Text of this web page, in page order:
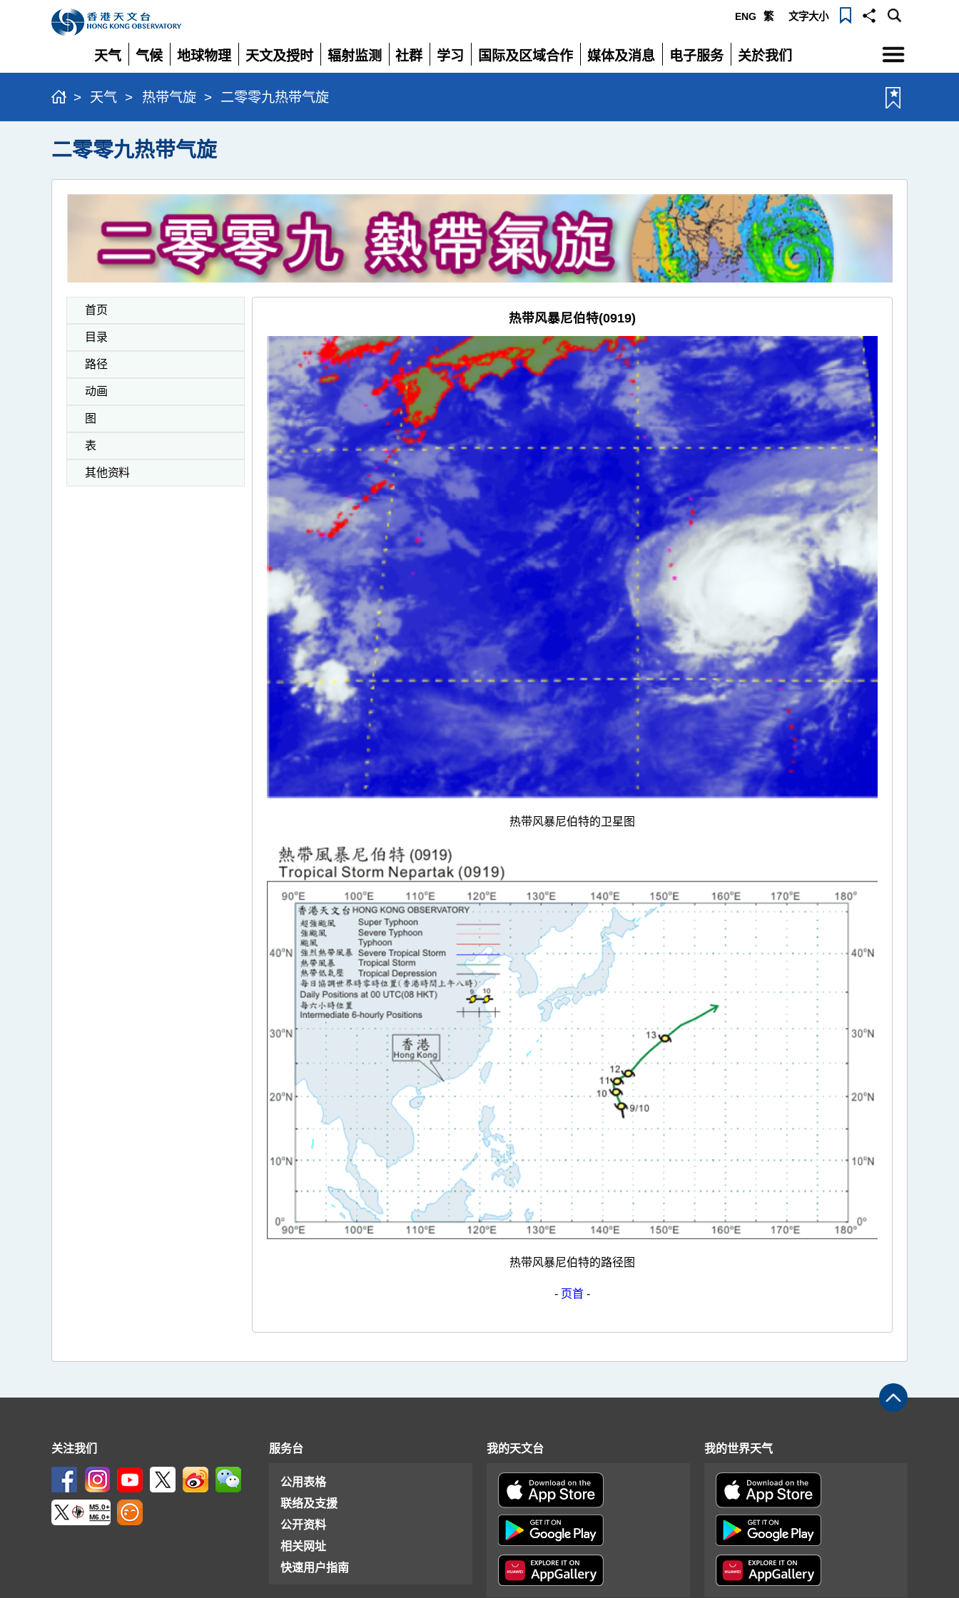
ENG 繁 文字大小
天气
展
开
气候
展
开
地球物理
展
开
天文及授时
展
开
辐射监测
展
开
社群
展
学习
展
国际及区域合作
展
媒体及消息
展
电子服务
展
关於我们
展
选
单
> 天气 > 热带气旋 > 二零零九热带气旋
二零零九热带气旋
首页
目录
路径
动画
图
表
其他资料
热带风暴尼伯特(0919)
热带风暴尼伯特的卫星图
热带风暴尼伯特的路径图
- 页首 -
关注我们
M5.0+
M6.0+
服务台
公用表格
联络及支援
公开资料
相关网址
快速用户指南
我的天文台 我的世界天气